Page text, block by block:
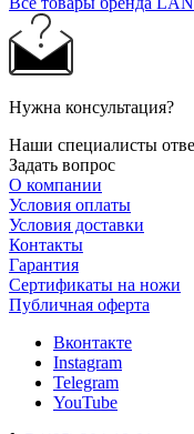
Нужна консультация?
Наши специалисты
Задать вопрос
О компании
Условия оплаты
Условия доставки
Контакты
Гарантия
Сертификаты на ножи
Публичная оферта
Вконтакте
Instagram
Telegram
YouTube